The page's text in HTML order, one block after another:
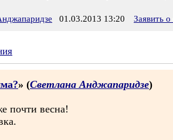
01.03.2013 13:20 Заявить
» (Светлана Анджапаридзе)
почти весна!